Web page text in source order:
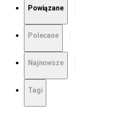
Powiązane
Polecane
Najnowsze
Tagi